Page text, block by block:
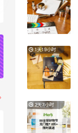
1天19小时
2天7小时